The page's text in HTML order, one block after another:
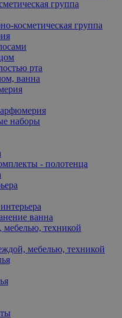
группа
косметическая группа
рта
ванна
наборы
- полотенца
ванна
мебелью, техникой
мебелью, техникой